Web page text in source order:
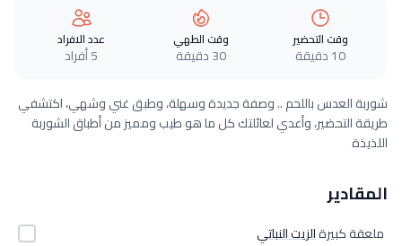
وقت التحضير
10 دقيقة
وقت الطهي
30 دقيقة
عدد الافراد
5 أفراد
شوربة العدس باللحم .. وصفة جديدة وسهلة، وطبق غني وشهي، اكتشفي
طريقة التحضير، وأعدي لعائلتك كل ما هو طيب ومميز من أطباق الشوربة
اللذيذة
المقادير
ملعقة كبيرةالزيت النباتي